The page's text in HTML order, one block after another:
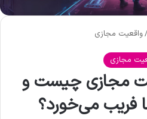
/واقعیت مجازی
مجازی
مجازی چیست و
فریب می‌خورد؟